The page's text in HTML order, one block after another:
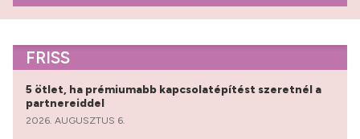
FRISS
5 ötlet, ha prémiumabb kapcsolatépítést szeretnél a
partnereiddel
2026. AUGUSZTUS 6.